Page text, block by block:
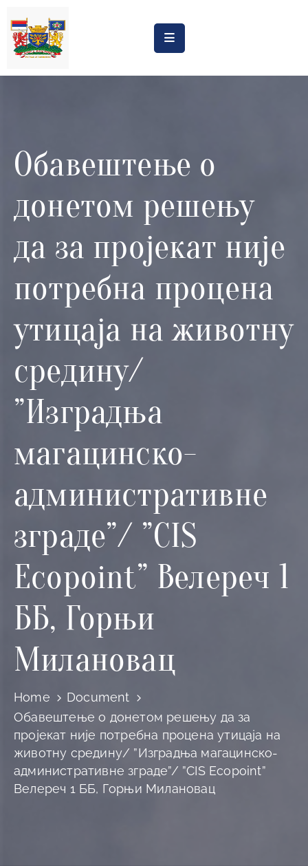
Насловна
Процена
утицаја
Регистри
дивљих
депонија
Планови
програми
Заштита
природе
Обавештење о
донетом решењу
да за пројекат није
потребна процена
утицаја на животну
средину/
”Изградња
магацинско-
административне
зграде”/ ”CIS
Ecopoint” Велереч 1
ББ, Горњи
Милановац
Home
Document
Обавештење о донетом решењу да за
пројекат није потребна процена утицаја на
животну средину/ ”Изградња магацинско-
административне зграде”/ ”CIS Ecopoint”
Велереч 1 ББ, Горњи Милановац